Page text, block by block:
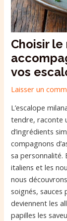
Choisir
vos
Laisser un
L’escalope
tendre, raconte
d’ingrédients
compagnons
sa personnalité.
italiens et les
nous
soignés, sauces
deviennent les
papilles les